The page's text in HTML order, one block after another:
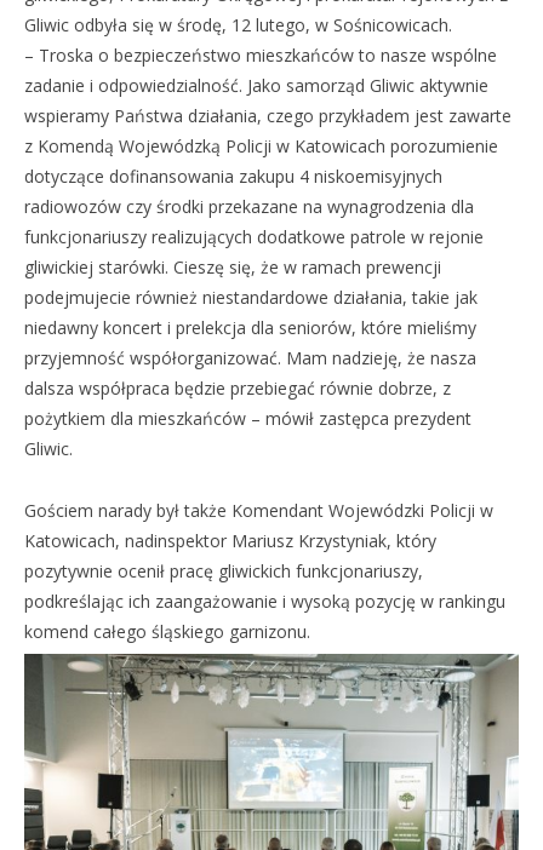
Gliwic odbyła się w środę, 12 lutego, w Sośnicowicach.
– Troska o bezpieczeństwo mieszkańców to nasze wspólne
zadanie i odpowiedzialność. Jako samorząd Gliwic aktywnie
wspieramy Państwa działania, czego przykładem jest zawarte
z Komendą Wojewódzką Policji w Katowicach porozumienie
dotyczące dofinansowania zakupu 4 niskoemisyjnych
radiowozów czy środki przekazane na wynagrodzenia dla
funkcjonariuszy realizujących dodatkowe patrole w rejonie
gliwickiej starówki. Cieszę się, że w ramach prewencji
podejmujecie również niestandardowe działania, takie jak
niedawny koncert i prelekcja dla seniorów, które mieliśmy
przyjemność współorganizować. Mam nadzieję, że nasza
dalsza współpraca będzie przebiegać równie dobrze, z
pożytkiem dla mieszkańców – mówił zastępca prezydent
Gliwic.
Gościem narady był także Komendant Wojewódzki Policji w
Katowicach, nadinspektor Mariusz Krzystyniak, który
pozytywnie ocenił pracę gliwickich funkcjonariuszy,
podkreślając ich zaangażowanie i wysoką pozycję w rankingu
komend całego śląskiego garnizonu.